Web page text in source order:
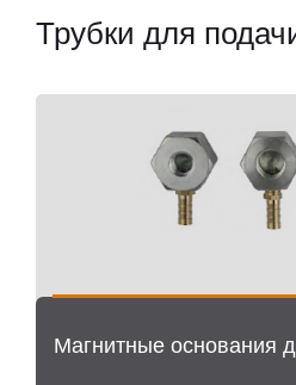
Трубки для
Магнитные основания